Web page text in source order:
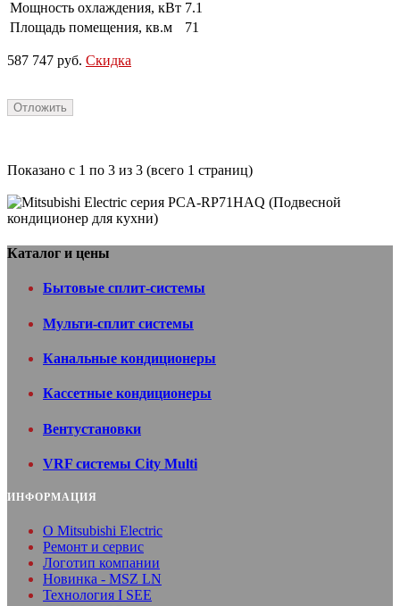
Мощность охлаждения, кВт 7.1
Площадь помещения, кв.м
71
587 747 руб. Скидка
Отложить
Показано с 1 по 3 из 3 (всего 1 страниц)
Каталог и цены
Бытовые сплит-системы
Мульти-сплит системы
Канальные кондиционеры
Кассетные кондиционеры
Вентуcтановки
VRF системы City Multi
ИНФОРМАЦИЯ
O Mitsubishi Electric
Ремонт и сервис
Логотип компании
Новинка - MSZ LN
Технология I SEE